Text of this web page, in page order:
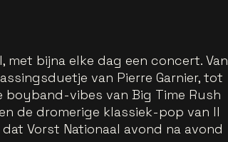
met bijna elke dag een concert. Van
van Pierre Garnier, tot
boyband-vibes van Big Time Rush
de dromerige klassiek-pop van Il
Vorst Nationaal avond na avond